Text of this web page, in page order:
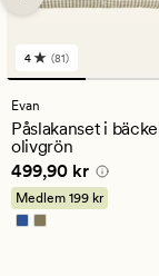
81
omdömen
med
ett
genomsnittligt
betyg
på
4
4 (81)
Evan
Påslakanset i
olivgrön
Pris 499,90 kr
499,90 kr
Medlem 199 kr